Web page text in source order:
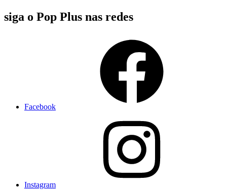
siga o Pop Plus nas redes
Facebook
Instagram